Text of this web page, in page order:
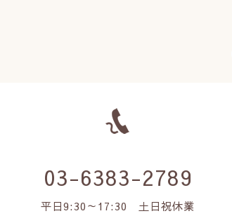
03-6383-2789
平日9:30～17:30 土日祝休業